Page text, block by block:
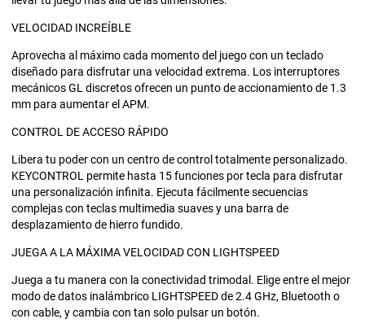
VELOCIDAD INCREÍBLE
Aprovecha al máximo cada momento del juego con un teclado
diseñado para disfrutar una velocidad extrema. Los interruptores
mecánicos GL discretos ofrecen un punto de accionamiento de 1.3
mm para aumentar el APM.
CONTROL DE ACCESO RÁPIDO
Libera tu poder con un centro de control totalmente personalizado.
KEYCONTROL permite hasta 15 funciones por tecla para disfrutar
una personalización infinita. Ejecuta fácilmente secuencias
complejas con teclas multimedia suaves y una barra de
desplazamiento de hierro fundido.
JUEGA A LA MÁXIMA VELOCIDAD CON LIGHTSPEED
Juega a tu manera con la conectividad trimodal. Elige entre el mejor
modo de datos inalámbrico LIGHTSPEED de 2.4 GHz, Bluetooth o
con cable, y cambia con tan solo pulsar un botón.